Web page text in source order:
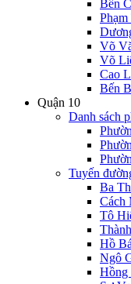
Bến
Võ
Võ
Cao
Bến
Quận 10
Danh sách
Tuyến
Ba
Cách
Tô
Hồ
Ngô
Hồng